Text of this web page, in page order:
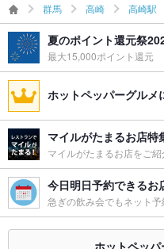
群馬 高崎 高崎駅
夏のポイント還元祭
最大15,000ポイント還元
ホットペッパーグルメ
マイルがたまるお店特
マイルがたまるお店をご紹
今日明日予約できるお
急ぎの飲み会でもネット予
ホットペッ